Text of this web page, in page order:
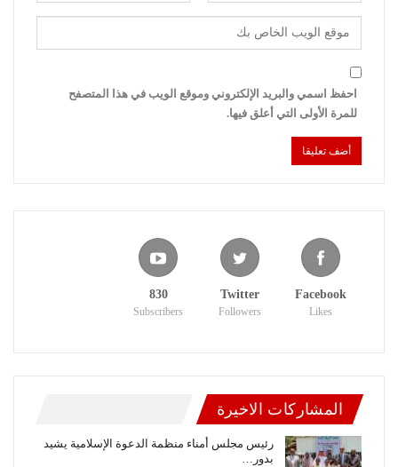
احفظ اسمي والبريد الإلكتروني وموقع الويب في هذا المتصفح
للمرة الأولى التي أعلق فيها.
Facebook
Likes
Twitter
Followers
830
Subscribers
المشاركات الاخيرة
رئيس مجلس أمناء منظمة الدعوة الإسلامية يشيد
بدور…